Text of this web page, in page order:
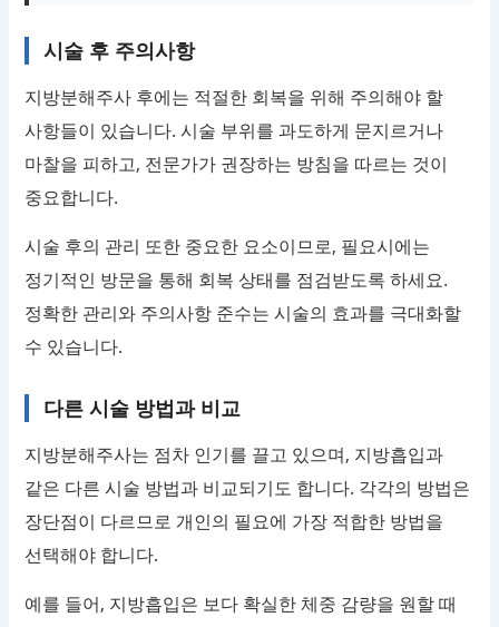
시술 후 주의사항
지방분해주사 후에는 적절한 회복을 위해 주의해야 할
사항들이 있습니다. 시술 부위를 과도하게 문지르거나
마찰을 피하고, 전문가가 권장하는 방침을 따르는 것이
중요합니다.
시술 후의 관리 또한 중요한 요소이므로, 필요시에는
정기적인 방문을 통해 회복 상태를 점검받도록 하세요.
정확한 관리와 주의사항 준수는 시술의 효과를 극대화할
수 있습니다.
다른 시술 방법과 비교
지방분해주사는 점차 인기를 끌고 있으며, 지방흡입과
같은 다른 시술 방법과 비교되기도 합니다. 각각의 방법은
장단점이 다르므로 개인의 필요에 가장 적합한 방법을
선택해야 합니다.
예를 들어, 지방흡입은 보다 확실한 체중 감량을 원할 때